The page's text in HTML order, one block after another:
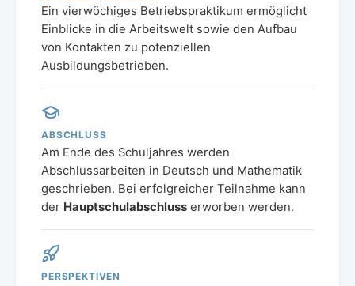
Ein vierwöchiges Betriebspraktikum ermöglicht
Einblicke in die Arbeitswelt sowie den Aufbau
von Kontakten zu potenziellen
Ausbildungsbetrieben.
ABSCHLUSS
Am Ende des Schuljahres werden
Abschlussarbeiten in Deutsch und Mathematik
geschrieben. Bei erfolgreicher Teilnahme kann
der Hauptschulabschluss erworben werden.
PERSPEKTIVEN